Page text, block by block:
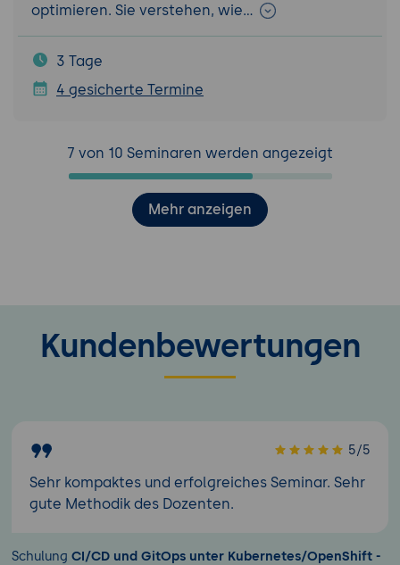
optimieren. Sie verstehen, wie…
3 Tage
4 gesicherte Termine
7 von 10 Seminaren werden angezeigt
Mehr anzeigen
Kundenbewertungen
5/5
Sehr kompaktes und erfolgreiches Seminar. Sehr
gute Methodik des Dozenten.
Schulung CI/CD und GitOps unter Kubernetes/OpenShift -